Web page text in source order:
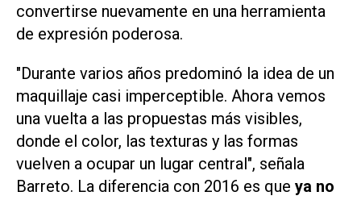
convertirse nuevamente en una herramienta
de expresión poderosa.
"Durante varios años predominó la idea de un
maquillaje casi imperceptible. Ahora vemos
una vuelta a las propuestas más visibles,
donde el color, las texturas y las formas
vuelven a ocupar un lugar central", señala
Barreto. La diferencia con 2016 es que ya no